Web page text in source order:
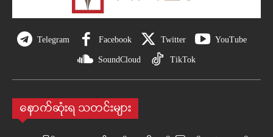
Telegram Facebook Twitter YouTube
SoundCloud TikTok
နောက်ဆုံးရ သတင်းများ